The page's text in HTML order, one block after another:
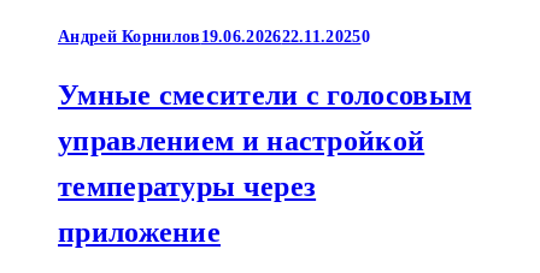
Андрей Корнилов 19.06.202622.11.20250
Умные смесители с голосовым
управлением и настройкой
температуры через
приложение